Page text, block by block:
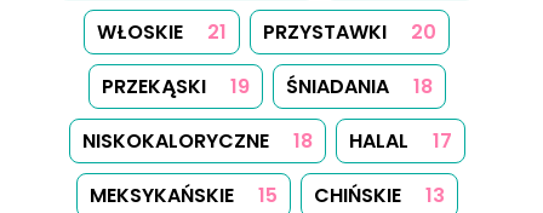
GRECKIE
NOWOZELANDZKIE
HISZPAŃSKIE
DLA DIABETYKÓW
EUROPEJSKIE
KUCHNIA HINDUISTYCZNA
2 WĘGIERSKIE